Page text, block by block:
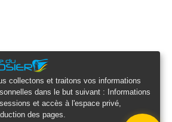
collectons et traitons vos informations
dans le but suivant :
Informations
et accès à l'espace privé,
des pages